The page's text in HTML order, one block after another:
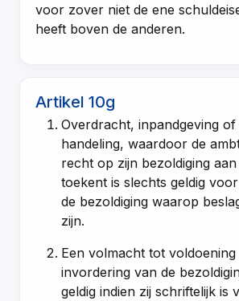
voor zover niet de ene
heeft boven de anderen.
Artikel 10g
Overdracht, inpandgeving of
handeling, waardoor de
recht op zijn bezoldiging
toekent is slechts geldig
de bezoldiging waarop
zijn.
Een volmacht tot
invordering van de
geldig indien zij schriftelijk is